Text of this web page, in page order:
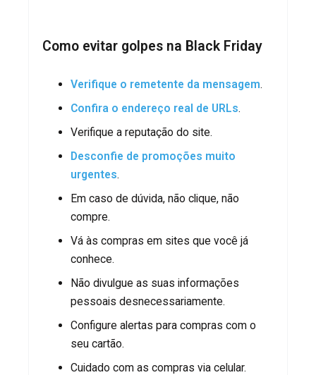
Como evitar golpes na Black Friday
Verifique o remetente da mensagem.
Confira o endereço real de URLs.
Verifique a reputação do site.
Desconfie de promoções muito
urgentes.
Em caso de dúvida, não clique, não
compre.
Vá às compras em sites que você já
conhece.
Não divulgue as suas informações
pessoais desnecessariamente.
Configure alertas para compras com o
seu cartão.
Cuidado com as compras via celular.